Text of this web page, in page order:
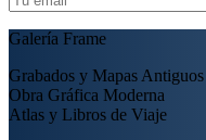
Galería Frame
Grabados y Mapas Antiguos
Obra Gráfica Moderna
Atlas y Libros de Viaje